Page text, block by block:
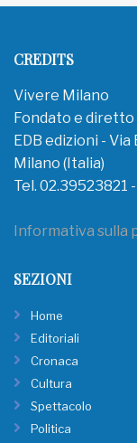
CREDITS
Vivere Milano
Fondato e diretto
EDB edizioni -
Milano (Italia)
Tel. 02.39523821
Informativa sulla
SEZIONI
Home
Editoriali
Cronaca
Cultura
Spettacolo
Politica